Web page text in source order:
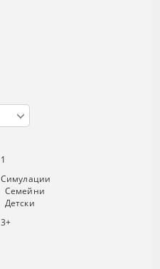
1
Симулации
Семейни
Детски
3+